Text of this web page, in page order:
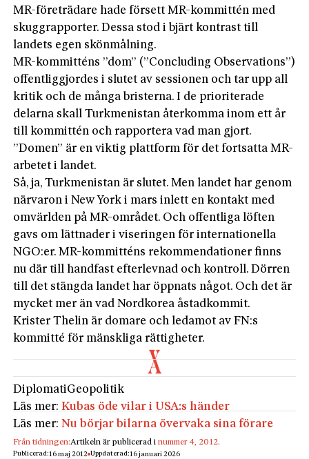
MR-företrädare hade försett MR-kommittén med
skuggrapporter. Dessa stod i bjärt kontrast till
landets egen skönmålning.
MR-kommitténs ”dom” (”Concluding Observations”)
offentliggjordes i slutet av sessionen och tar upp all
kritik och de många bristerna. I de prioriterade
delarna skall Turkmenistan återkomma inom ett år
till kommittén och rapportera vad man gjort.
”Domen” är en viktig plattform för det fortsatta MR-
arbetet i landet.
Så, ja, Turkmenistan är slutet. Men landet har genom
närvaron i New York i mars inlett en kontakt med
omvärlden på MR-området. Och offentliga löften
gavs om lättnader i viseringen för internationella
NGO:er. MR-kommitténs rekommendationer finns
nu där till handfast efterlevnad och kontroll. Dörren
till det stängda landet har öppnats något. Och det är
mycket mer än vad Nordkorea åstadkommit.
Krister Thelin är domare och ledamot av FN:s
kommitté för mänskliga rättigheter.
DiplomatiGeopolitik
Läs mer:Kubas öde vilar i USA:s händer
Läs mer:Nu börjar bilarna övervaka sina förare
Från tidningen:Artikeln är publicerad inummer 4, 2012.
Publicerad:16 maj 2012 Uppdaterad:16 januari 2026